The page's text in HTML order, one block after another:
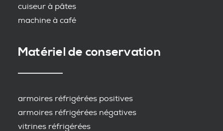
cuiseur à pâtes
machine à café
Matériel de conservation
armoires réfrigérées positives
armoires réfrigérées négatives
vitrines réfrigérées